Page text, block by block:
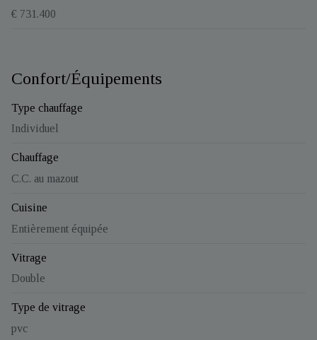
€ 731.400
Confort/Équipements
Type chauffage
Individuel
Chauffage
C.C. au mazout
Cuisine
Entièrement équipée
Vitrage
Double
Type de vitrage
pvc